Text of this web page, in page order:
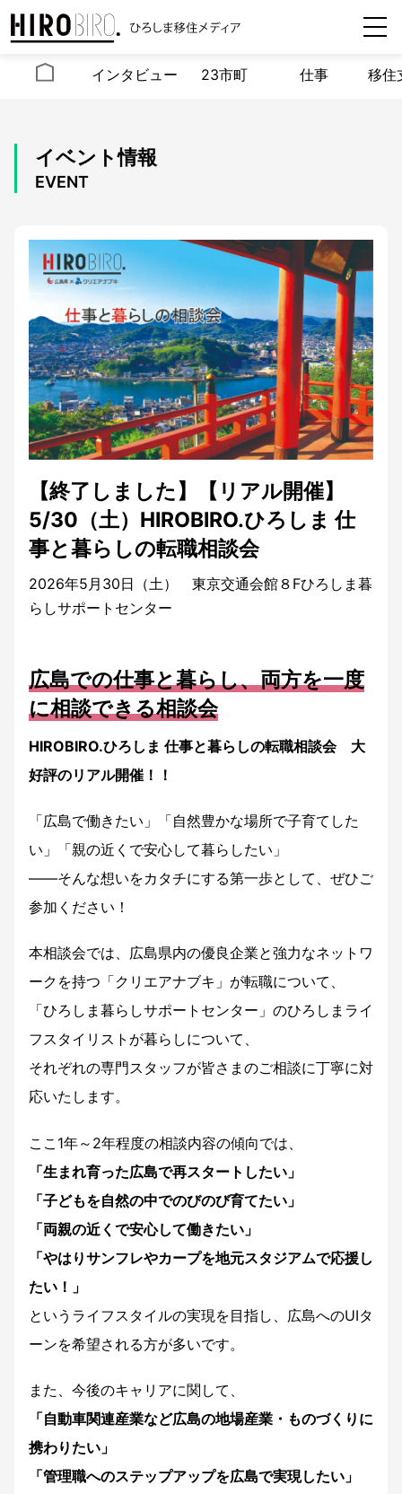
インタビュー 23市町 仕事 移住
イベント情報
EVENT
【終了しました】【リアル開催】
5/30（土）HIROBIRO.ひろしま 仕
事と暮らしの転職相談会
2026年5月30日（土） 東京交通会館８Fひろしま暮
らしサポートセンター
広島での仕事と暮らし、両方を一度
に相談できる相談会
HIROBIRO.ひろしま 仕事と暮らしの転職相談会 大
好評のリアル開催！！
「広島で働きたい」「自然豊かな場所で子育てした
い」「親の近くで安心して暮らしたい」
——そんな想いをカタチにする第一歩として、ぜひご
参加ください！
本相談会では、広島県内の優良企業と強力なネットワ
ークを持つ「クリエアナブキ」が転職について、
「ひろしま暮らしサポートセンター」のひろしまライ
フスタイリストが暮らしについて、
それぞれの専門スタッフが皆さまのご相談に丁寧に対
応いたします。
ここ1年～2年程度の相談内容の傾向では、
「生まれ育った広島で再スタートしたい」
「子どもを自然の中でのびのび育てたい」
「両親の近くで安心して働きたい」
「やはりサンフレやカープを地元スタジアムで応援し
たい！」
というライフスタイルの実現を目指し、広島へのUIタ
ーンを希望される方が多いです。
また、今後のキャリアに関して、
「自動車関連産業など広島の地場産業・ものづくりに
携わりたい」
「管理職へのステップアップを広島で実現したい」